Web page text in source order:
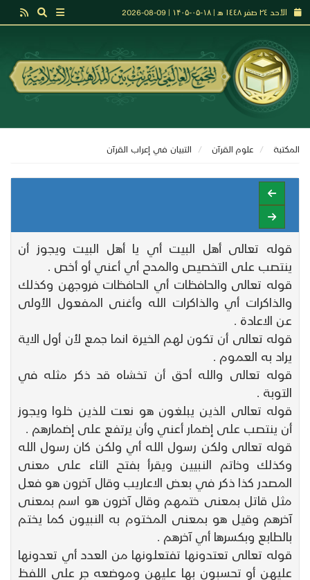
الأحد ٢٤ صفر ١٤٤٨ هـ | ۱۸-۰۵-۱۴۰۵ | 09-08-2026
المكتبة علوم القرآن التبيان في إعراب القرآن
قوله تعالى أهل البيت أي يا أهل البيت ويجوز أن
ينتصب على التخصيص والمدح أي أعني أو أخص .
قوله تعالى والحافظات أي الحافظات فروجهن وكذلك
والذاكرات أي والذاكرات الله وأغنى المفعول الأولى
عن الاعادة .
قوله تعالى أن تكون لهم الخيرة انما جمع لأن أول الاية
يراد به العموم .
قوله تعالى والله أحق أن تخشاه قد ذكر مثله في
التوبة .
قوله تعالى الذين يبلغون هو نعت للذين خلوا ويجوز
أن ينتصب على إضمار أعني وأن يرتفع على إضمارهم .
قوله تعالى ولكن رسول الله أي ولكن كان رسول الله
وكذلك وخاتم النبيين ويقرأ بفتح التاء على معنى
المصدر كذا ذكر في بعض الاعاريب وقال آخرون هو فعل
مثل قاتل بمعنى ختمهم وقال آخرون هو اسم بمعنى
آخرهم وقيل هو بمعنى المختوم به النبيون كما يختم
بالطابع وبكسرها أي آخرهم .
قوله تعالى تعتدونها تفتعلونها من العدد أي تعدونها
عليهن أو تحسبون بها عليهن وموضعه جر على اللفظ